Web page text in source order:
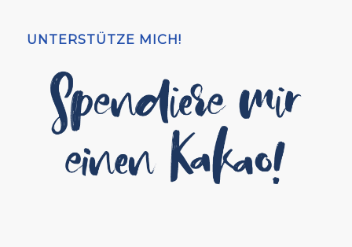
UNTERSTÜTZE MICH!